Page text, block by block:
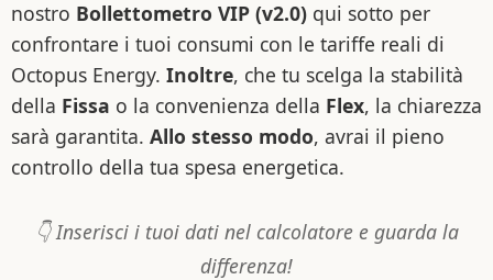
nostro Bollettometro VIP (v2.0) qui sotto per
confrontare i tuoi consumi con le tariffe reali di
Octopus Energy. Inoltre, che tu scelga la stabilità
della Fissa o la convenienza della Flex, la chiarezza
sarà garantita. Allo stesso modo, avrai il pieno
controllo della tua spesa energetica.
👇 Inserisci i tuoi dati nel calcolatore e guarda la
differenza!